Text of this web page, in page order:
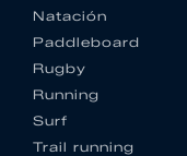
Natación
Paddleboard
Rugby
Running
Surf
Trail running